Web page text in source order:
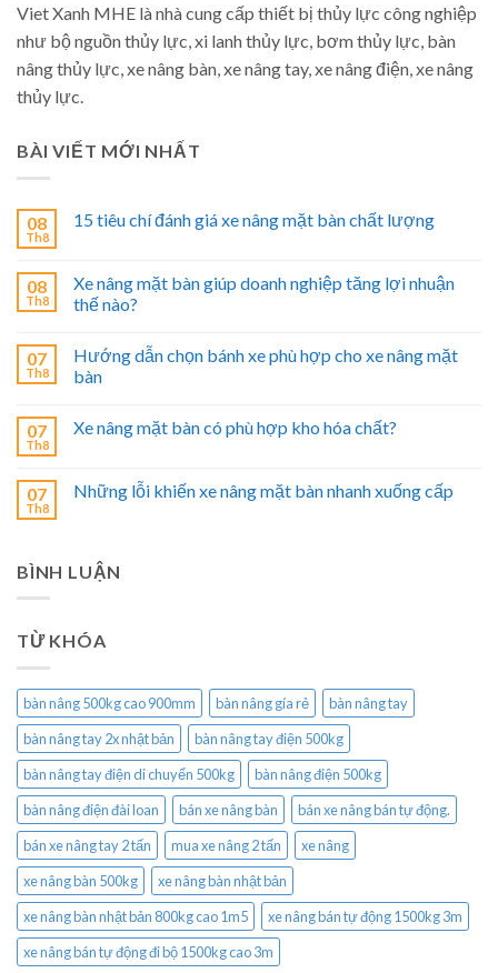
Viet Xanh MHE là nhà cung cấp thiết bị thủy lực công nghiệp
như bộ nguồn thủy lực, xi lanh thủy lực, bơm thủy lực, bàn
nâng thủy lực, xe nâng bàn, xe nâng tay, xe nâng điện, xe nâng
thủy lực.
BÀI VIẾT MỚI NHẤT
08
Th8
15 tiêu chí đánh giá xe nâng mặt bàn chất lượng
08
Th8
Xe nâng mặt bàn giúp doanh nghiệp tăng lợi nhuận
thế nào?
07
Th8
Hướng dẫn chọn bánh xe phù hợp cho xe nâng mặt
bàn
07
Th8
Xe nâng mặt bàn có phù hợp kho hóa chất?
07
Th8
Những lỗi khiến xe nâng mặt bàn nhanh xuống cấp
BÌNH LUẬN
TỪ KHÓA
bàn nâng 500kg cao 900mm bàn nâng gía rẻ
bàn nâng tay
bàn nâng tay 2x nhật bản
bàn nâng tay điện 500kg
bàn nâng tay điện di chuyển 500kg
bàn nâng điện 500kg
bàn nâng điện đài loan
bán xe nâng bàn
bán xe nâng bán tự động.
bán xe nâng tay 2 tấn
mua xe nâng 2 tấn
xe nâng
xe nâng bàn 500kg
xe nâng bàn nhật bản
xe nâng bàn nhật bản 800kg cao 1m5
xe nâng bán tự động 1500kg 3m
xe nâng bán tự động đi bộ 1500kg cao 3m